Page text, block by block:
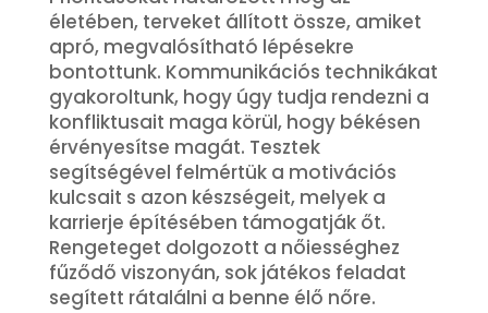
életében, terveket állított össze, amiket
apró, megvalósítható lépésekre
bontottunk. Kommunikációs technikákat
gyakoroltunk, hogy úgy tudja rendezni a
konfliktusait maga körül, hogy békésen
érvényesítse magát. Tesztek
segítségével felmértük a motivációs
kulcsait s azon készségeit, melyek a
karrierje építésében támogatják őt.
Rengeteget dolgozott a nőiességhez
fűződő viszonyán, sok játékos feladat
segített rátalálni a benne élő nőre.